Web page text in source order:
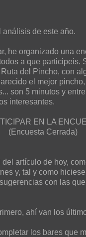
análisis de este año.
he organizado una
a que participeis.
del Pincho, con
el mejor
son 5 minutos y
interesantes.
EN LA
(Encuesta Cerrada)
artículo de hoy,
y, tal y como
con las
ahí van los
los bares que